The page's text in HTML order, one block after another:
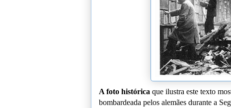
A foto histórica que ilustra este texto
bombardeada pelos alemães durante a